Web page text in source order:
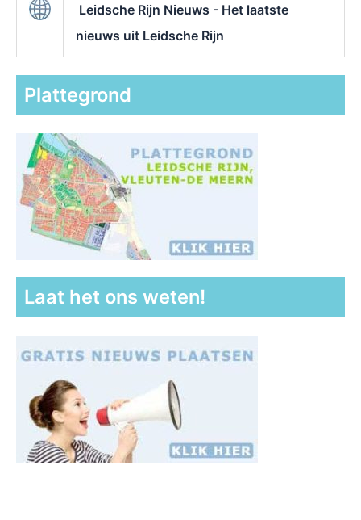
Leidsche Rijn Nieuws - Het laatste
nieuws uit Leidsche Rijn
Plattegrond
Laat het ons weten!